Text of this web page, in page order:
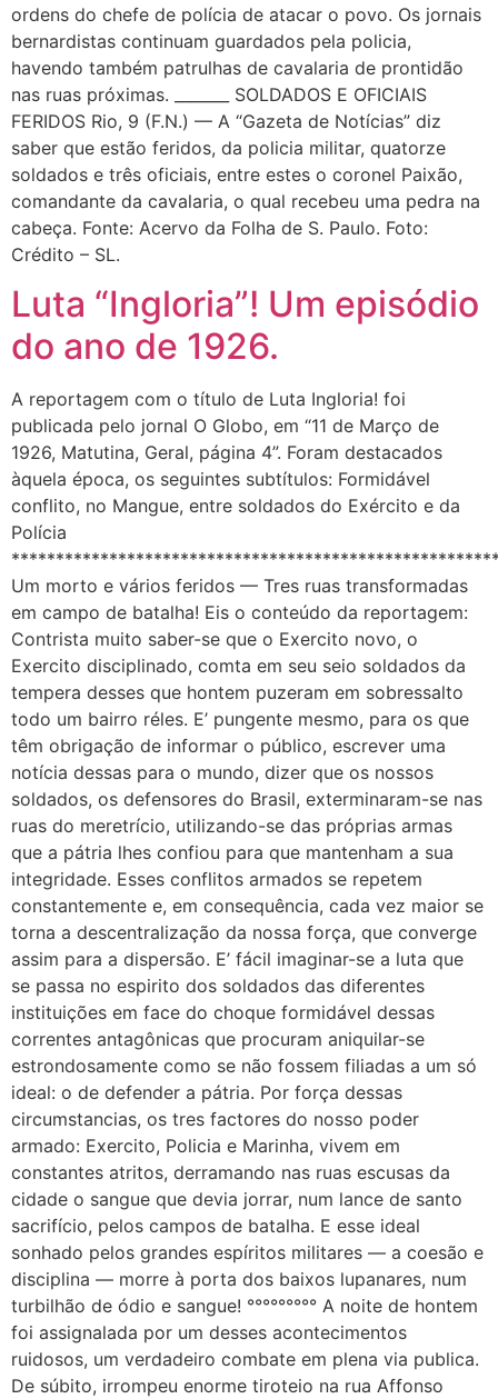
ordens do chefe de polícia de atacar o povo. Os jornais
bernardistas continuam guardados pela policia,
havendo também patrulhas de cavalaria de prontidão
nas ruas próximas. _______ SOLDADOS E OFICIAIS
FERIDOS Rio, 9 (F.N.) — A “Gazeta de Notícias” diz
saber que estão feridos, da policia militar, quatorze
soldados e três oficiais, entre estes o coronel Paixão,
comandante da cavalaria, o qual recebeu uma pedra na
cabeça. Fonte: Acervo da Folha de S. Paulo. Foto:
Crédito – SL.
Luta “Ingloria”! Um episódio
do ano de 1926.
A reportagem com o título de Luta Ingloria! foi
publicada pelo jornal O Globo, em “11 de Março de
1926, Matutina, Geral, página 4”. Foram destacados
àquela época, os seguintes subtítulos: Formidável
conflito, no Mangue, entre soldados do Exército e da
Polícia
Um morto e vários feridos — Tres ruas transformadas
em campo de batalha! Eis o conteúdo da reportagem:
Contrista muito saber-se que o Exercito novo, o
Exercito disciplinado, comta em seu seio soldados da
tempera desses que hontem puzeram em sobressalto
todo um bairro réles. E’ pungente mesmo, para os que
têm obrigação de informar o público, escrever uma
notícia dessas para o mundo, dizer que os nossos
soldados, os defensores do Brasil, exterminaram-se nas
ruas do meretrício, utilizando-se das próprias armas
que a pátria lhes confiou para que mantenham a sua
integridade. Esses conflitos armados se repetem
constantemente e, em consequência, cada vez maior se
torna a descentralização da nossa força, que converge
assim para a dispersão. E’ fácil imaginar-se a luta que
se passa no espirito dos soldados das diferentes
instituições em face do choque formidável dessas
correntes antagônicas que procuram aniquilar-se
estrondosamente como se não fossem filiadas a um só
ideal: o de defender a pátria. Por força dessas
circumstancias, os tres factores do nosso poder
armado: Exercito, Policia e Marinha, vivem em
constantes atritos, derramando nas ruas escusas da
cidade o sangue que devia jorrar, num lance de santo
sacrifício, pelos campos de batalha. E esse ideal
sonhado pelos grandes espíritos militares — a coesão e
disciplina — morre à porta dos baixos lupanares, num
turbilhão de ódio e sangue! °°°°°°°°° A noite de hontem
foi assignalada por um desses acontecimentos
ruidosos, um verdadeiro combate em plena via publica.
De súbito, irrompeu enorme tiroteio na rua Affonso